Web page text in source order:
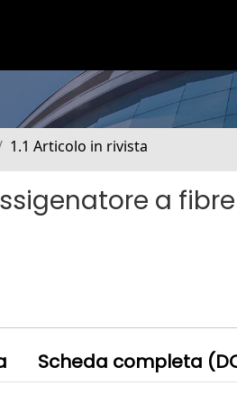
1.1 Articolo in rivista
a
Scheda completa